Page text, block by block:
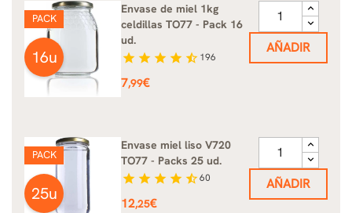
Envase de miel 1kg
celdillas TO77 - Pack 16
ud.
star star star star star_half 196
Precio
7,99€
PACK
16u AÑADIR
Envase miel liso V720
TO77 - Packs 25 ud.
star star star star star_half60
Precio
12,25€
PACK
25u AÑADIR